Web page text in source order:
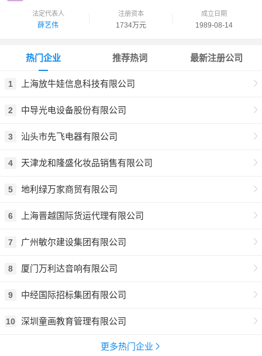
法定代表人
薛艺伟
注册资本
1734万元
成立日期
1989-08-14
热门企业
1 上海放牛娃信息科技有限公司
2 中导光电设备股份有限公司
3 汕头市先飞电器有限公司
4 天津龙和隆盛化妆品销售有限公司
5 地利绿万家商贸有限公司
6 上海晋越国际货运代理有限公司
7 广州敏尔建设集团有限公司
8 厦门万利达音响有限公司
9 中经国际招标集团有限公司
10 深圳童画教育管理有限公司
更多热门企业
推荐热词 最新注册公司